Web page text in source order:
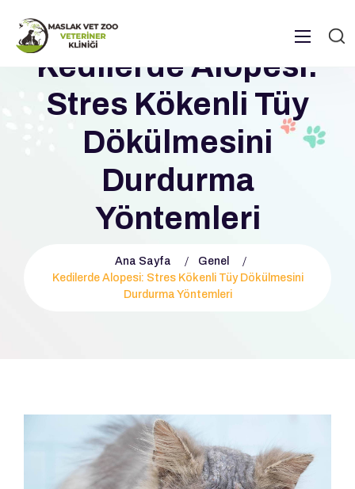
Kedilerde Alopesi:
Stres Kökenli Tüy
Dökülmesini
Durdurma
Yöntemleri
Ana Sayfa
Genel
Kedilerde Alopesi: Stres Kökenli Tüy Dökülmesini
Durdurma Yöntemleri